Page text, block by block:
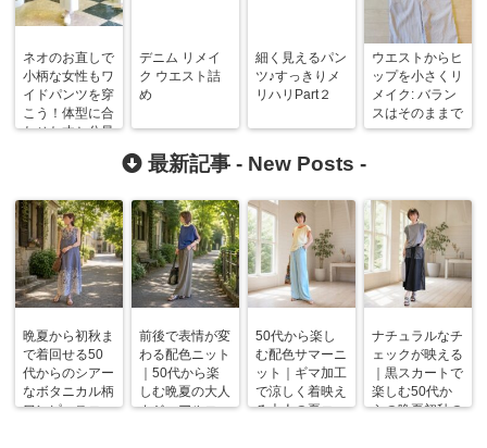
ネオのお直しで
小柄な女性もワ
イドパンツを穿
こう！体型に合
わせた丈と分量
デニム リメイ
ク ウエスト詰
め
細く見えるパン
ツ♪すっきりメ
リハリPart２
ウエストからヒ
ップを小さくリ
メイク: バラン
スはそのままで
最新記事 - New Posts -
晩夏から初秋ま
で着回せる50
代からのシアー
なボタニカル柄
ワンピースコー
前後で表情が変
わる配色ニット
｜50代から楽
しむ晩夏の大人
カジュアルコー
50代から楽し
む配色サマーニ
ット｜ギマ加工
で涼しく着映え
る大人の夏コー
ナチュラルなチ
ェックが映える
｜黒スカートで
楽しむ50代か
らの晩夏初秋の